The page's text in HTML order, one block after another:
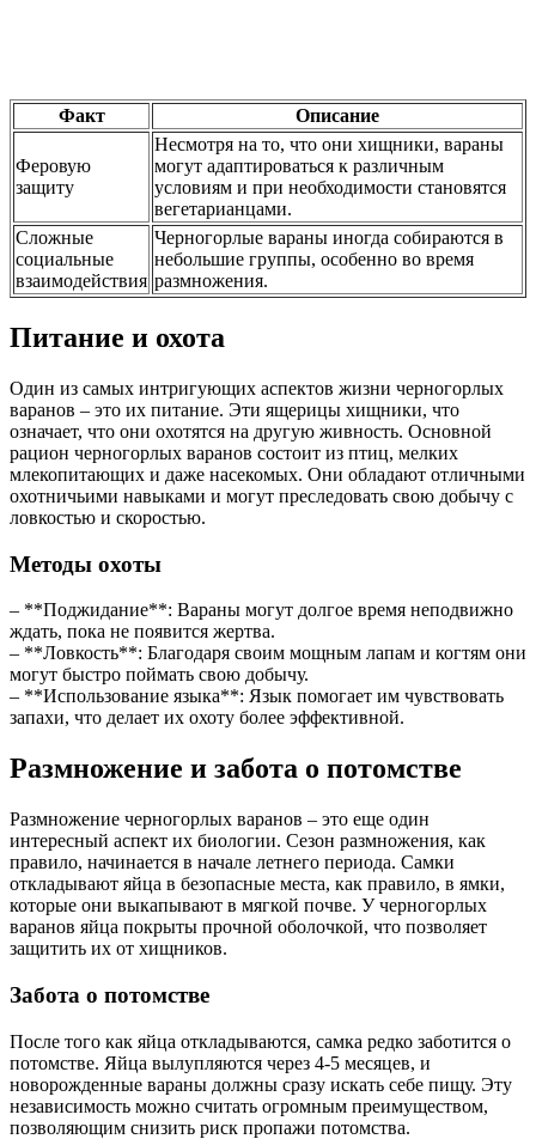
Факт Описание
Феровую
защиту
Несмотря на то, что они хищники, вараны
могут адаптироваться к различным
условиям и при необходимости становятся
вегетарианцами.
Сложные
социальные
взаимодействия
Черногорлые вараны иногда собираются в
небольшие группы, особенно во время
размножения.
Питание и охота
Один из самых интригующих аспектов жизни черногорлых
варанов – это их питание. Эти ящерицы хищники, что
означает, что они охотятся на другую живность. Основной
рацион черногорлых варанов состоит из птиц, мелких
млекопитающих и даже насекомых. Они обладают отличными
охотничьими навыками и могут преследовать свою добычу с
ловкостью и скоростью.
Методы охоты
– **Поджидание**: Вараны могут долгое время неподвижно
ждать, пока не появится жертва.
– **Ловкость**: Благодаря своим мощным лапам и когтям они
могут быстро поймать свою добычу.
– **Использование языка**: Язык помогает им чувствовать
запахи, что делает их охоту более эффективной.
Размножение и забота о потомстве
Размножение черногорлых варанов – это еще один
интересный аспект их биологии. Сезон размножения, как
правило, начинается в начале летнего периода. Самки
откладывают яйца в безопасные места, как правило, в ямки,
которые они выкапывают в мягкой почве. У черногорлых
варанов яйца покрыты прочной оболочкой, что позволяет
защитить их от хищников.
Забота о потомстве
После того как яйца откладываются, самка редко заботится о
потомстве. Яйца вылупляются через 4-5 месяцев, и
новорожденные вараны должны сразу искать себе пищу. Эту
независимость можно считать огромным преимуществом,
позволяющим снизить риск пропажи потомства.